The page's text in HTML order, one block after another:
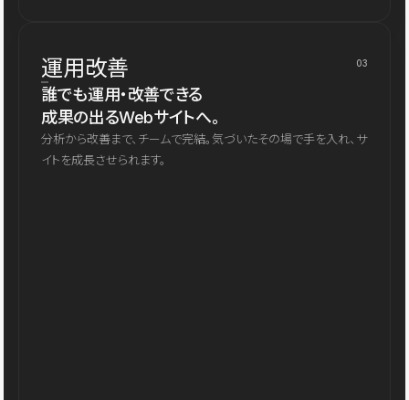
運用改善 03
誰でも運用・改善できる
成果の出るWebサイトへ。
分析から改善まで、チームで完結。気づいたその場で手を入れ、サ
イトを成長させられます。